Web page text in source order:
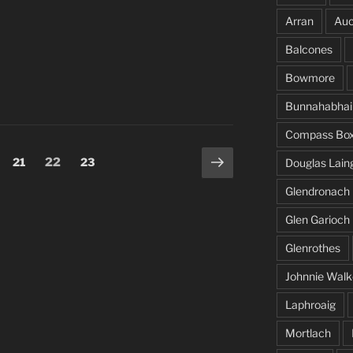
Page
21 Page
22 Page
23
Page
suivante
Arran
Balcones
Bowmore
Compass
Douglas
Glendronach
Glen Garioch
Glenrothes
Johnnie
Laphroaig
Mortlach